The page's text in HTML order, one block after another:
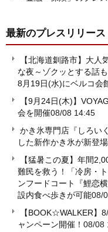
最新のプレスリリース
【北海道釧路市】大人
な夜～ゾクッとする話
8月19日(水)にベルコ会
【9月24日(木)】
会を開催08/08 14:45
かき氷専門店『しろい
した新作かき氷が新登場
【猛暑この夏】年間
難民を救う！「冷房・
ンフードコート『鯉恋
設内食べ歩きが可能08/
【BOOK☆WALKER】
ャンペーン開催！ 08/08